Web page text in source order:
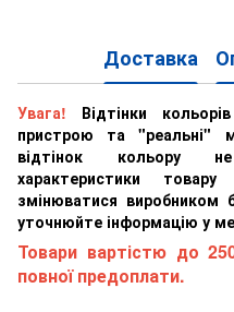
Доставка
Увага! Відтінки
пристрою та "реальні"
відтінок кольору не
характеристики
змінюватися виробником
уточнюйте інформацію у
Товари вартістю до
повної предоплати.